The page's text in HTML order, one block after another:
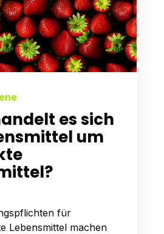
es sich
um
für
Lebensmittel machen